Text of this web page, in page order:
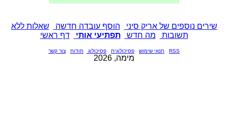
שירים נוספים של אריק סיני הוסף עובדה חדשה
שאלות ללא
תשובות
מה חדש תפתיעי אותי דף ראשי
RSS תנאי שימוש פסיכולוגית פסיכולוג תודות צור קשר
מימה, 2026